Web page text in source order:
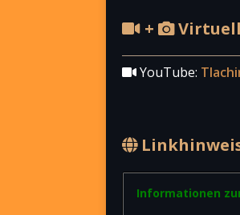
+
YouTube:
Informationen